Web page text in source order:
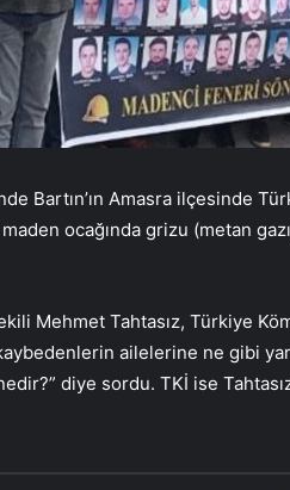
Bartın’ın Amasra ilçesinde
ocağında grizu (metan
Mehmet Tahtasız, Türkiye
ailelerine ne gibi
diye sordu. TKİ ise